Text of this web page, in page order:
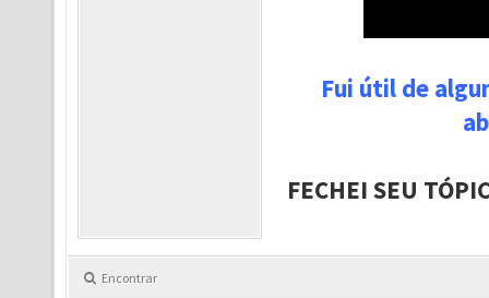
Fui útil de
FECHEI SEU
Encontrar